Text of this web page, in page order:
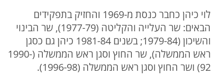
לוי כיהן כחבר כנסת מ-1969 והחזיק בתפקידים
הבאים: שר העלייה והקליטה (1977-79), שר הבינוי
והשיכון (1979-84; בשנים 1981-84 כיהן גם כסגן
ראש הממשלה), שר החוץ וסגן ראש הממשלה (1990-
92) ושר החוץ וסגן ראש הממשלה (1996-98).